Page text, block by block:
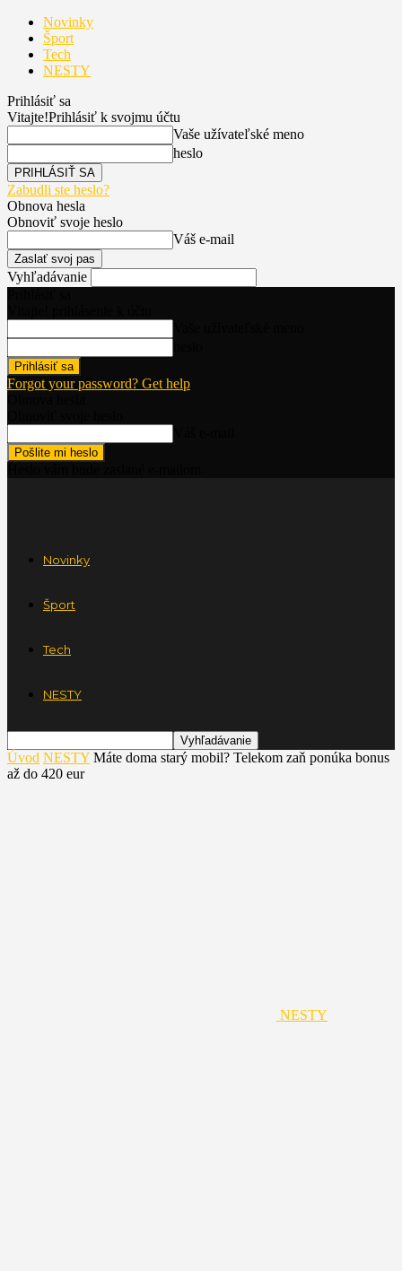
Novinky
Šport
Tech
NESTY
Prihlásiť sa
Vitajte!Prihlásiť k svojmu účtu
Vaše užívateľské meno
heslo
Zabudli ste heslo?
Obnova hesla
Obnoviť svoje heslo
Váš e-mail
Vyhľadávanie
Forgot your password? Get help
NESTY
Novinky
Šport
Tech
NESTY
Úvod NESTY Máte doma starý mobil? Telekom zaň ponúka bonus
až do 420 eur